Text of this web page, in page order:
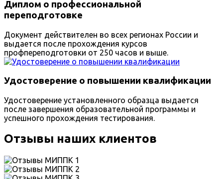
Диплом о профессиональной
переподготовке
Документ действителен во всех регионах России и
выдается после прохождения курсов
профпереподготовки от 250 часов и выше.
Удостоверение о повышении квалификации
Удостоверение установленного образца выдается
после завершения образовательной программы и
успешного прохождения тестирования.
Отзывы наших клиентов